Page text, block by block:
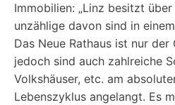
Immobilien: „Linz besitzt
unzählige davon sind in
Das Neue Rathaus ist nur
jedoch sind auch zahlreiche
Volkshäuser, etc. am
Lebenszyklus angelangt. Es